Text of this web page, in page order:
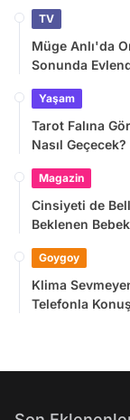
TV
Müge Anlı'da
Sonunda
Yaşam
Tarot Falına
Nasıl Geçecek?
Magazin
Cinsiyeti de
Beklenen
Goygoy
Klima
Telefonla